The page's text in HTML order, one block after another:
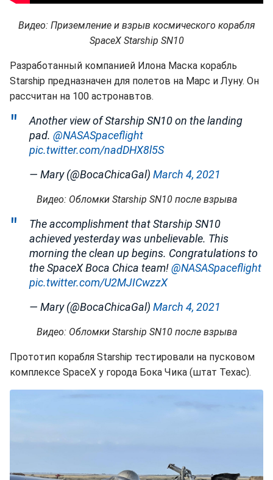
Видео: Приземление и взрыв космического корабля
SpaceX Starship SN10
Разработанный компанией Илона Маска корабль
Starship предназначен для полетов на Марс и Луну. Он
рассчитан на 100 астронавтов.
Another view of Starship SN10 on the landing
pad. @NASASpaceflight
pic.twitter.com/nadDHX8l5S
— Mary (@BocaChicaGal) March 4, 2021
Видео: Обломки Starship SN10 после взрыва
The accomplishment that Starship SN10
achieved yesterday was unbelievable. This
morning the clean up begins. Congratulations to
the SpaceX Boca Chica team!@NASASpaceflight
pic.twitter.com/U2MJICwzzX
— Mary (@BocaChicaGal) March 4, 2021
Видео: Обломки Starship SN10 после взрыва
Прототип корабля Starship тестировали на пусковом
комплексе SpaceX у города Бока Чика (штат Техас).